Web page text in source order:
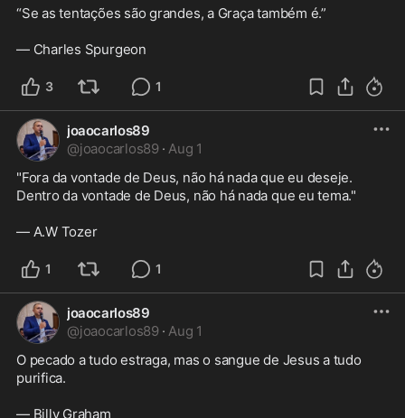
“Se as tentações são grandes, a Graça também é.”
— Charles Spurgeon
3 1
joaocarlos89
@joaocarlos89 · Aug 1
"Fora da vontade de Deus, não há nada que eu deseje.
Dentro da vontade de Deus, não há nada que eu tema."
— A.W Tozer
1 1
joaocarlos89
@joaocarlos89 · Aug 1
O pecado a tudo estraga, mas o sangue de Jesus a tudo
purifica.
— Billy Graham